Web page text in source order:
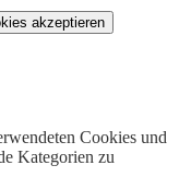
akzeptieren
Cookies und
Kategorien zu